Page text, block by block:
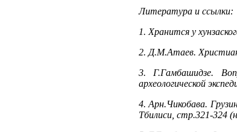
Литература и ссылки:
1. Хранится у
2. Д.М.Атаев.
3. Г.Гамбашидзе.
археологической
4. Арн.Чикобава.
Тбилиси, стр.321-324